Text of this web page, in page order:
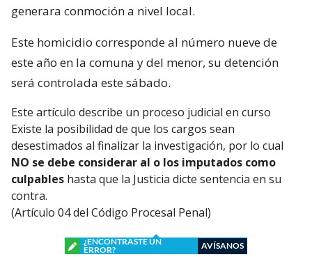
generara conmoción a nivel local.
Este homicidio corresponde al número nueve de
este año en la comuna y del menor, su detención
será controlada este sábado.
Este artículo describe un proceso judicial en curso
Existe la posibilidad de que los cargos sean
desestimados al finalizar la investigación, por lo cual
NO se debe considerar al o los imputados como
culpables hasta que la Justicia dicte sentencia en su
contra.
(Artículo 04 del Código Procesal Penal)
¿ENCONTRASTE UN
ERROR?
AVÍSANOS